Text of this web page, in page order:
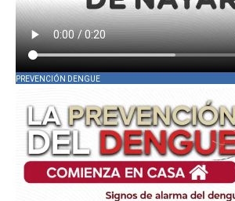
PREVENCIÓN DENGUE